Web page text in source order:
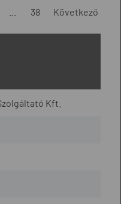
38 Következő
Kft.